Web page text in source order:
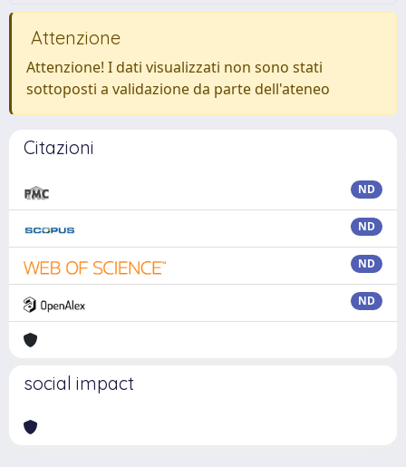
Attenzione
Attenzione! I dati visualizzati non sono stati
sottoposti a validazione da parte dell'ateneo
Citazioni
ND
ND
ND
ND
social impact